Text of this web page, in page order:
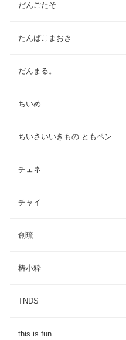
だんごたそ
たんばこまおき
だんまる。
ちいめ
ちいさいいきもの ともペン
チェネ
チャイ
創琉
椿小粋
TNDS
this is fun.